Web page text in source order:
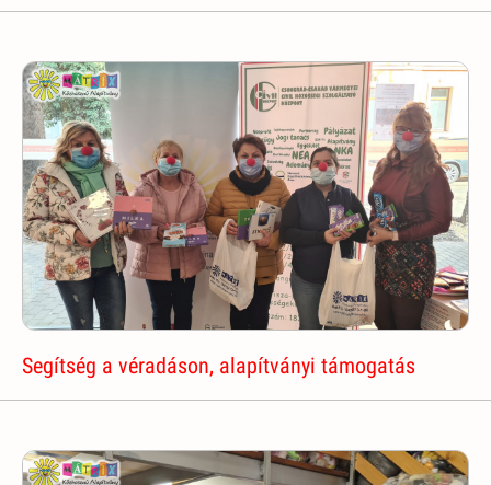
Segítség a véradáson, alapítványi támogatás